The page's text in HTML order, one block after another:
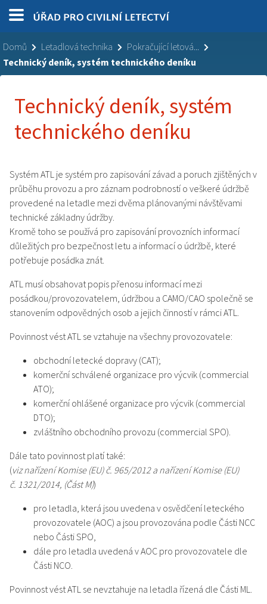
Domů Letadlová technika
Pokračující letová...
Technický deník, systém technického deníku
Technický deník, systém
technického deníku
Systém ATL je systém pro zapisování závad a poruch zjištěných v
průběhu provozu a pro záznam podrobností o veškeré údržbě
provedené na letadle mezi dvěma plánovanými návštěvami
technické základny údržby.
Kromě toho se používá pro zapisování provozních informací
důležitých pro bezpečnost letu a informací o údržbě, které
potřebuje posádka znát.
ATL musí obsahovat popis přenosu informací mezi
posádkou/provozovatelem, údržbou a CAMO/CAO společně se
stanovením odpovědných osob a jejich činností v rámci ATL.
Povinnost vést ATL se vztahuje na všechny provozovatele:
obchodní letecké dopravy (CAT);
komerční schválené organizace pro výcvik (commercial
ATO);
komerční ohlášené organizace pro výcvik (commercial
DTO);
zvláštního obchodního provozu (commercial SPO).
Dále tato povinnost platí také:
(viz nařízení Komise (EU) č. 965/2012 a nařízení Komise (EU)
č. 1321/2014, (Část M))
pro letadla, která jsou uvedena v osvědčení leteckého
provozovatele (AOC) a jsou provozována podle Části NCC
nebo Části SPO,
dále pro letadla uvedená v AOC pro provozovatele dle
Části NCO.
Povinnost vést ATL se nevztahuje na letadla řízená dle Části ML.